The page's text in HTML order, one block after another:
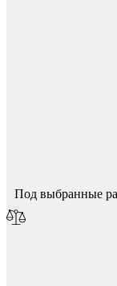
Под выбранные